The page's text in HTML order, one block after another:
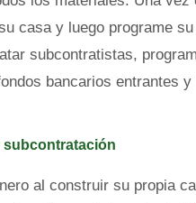
casa y luego programe
subcontratistas,
bancarios entrantes
subcontratación
al construir su propia